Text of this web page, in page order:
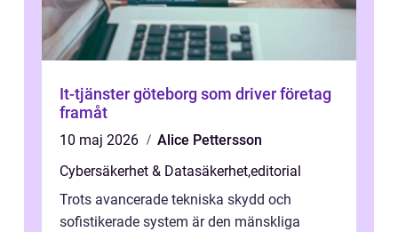
It-tjänster göteborg som driver företag
framåt
10 maj 2026
Alice Pettersson
Cybersäkerhet & Datasäkerhet,editorial
Trots avancerade tekniska skydd och
sofistikerade system är den mänskliga